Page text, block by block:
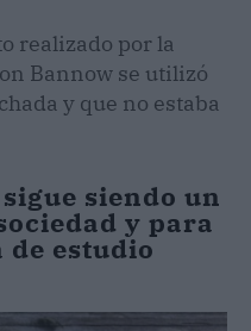
realizado por la
Bannow se utilizó
y que no estaba
siendo un
y para
de estudio